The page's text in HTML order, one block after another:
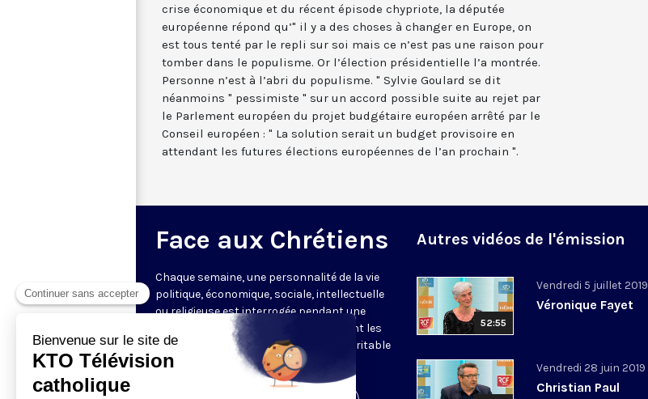
crise économique et du récent épisode chypriote, la députée
européenne répond qu’" il y a des choses à changer en Europe, on
est tous tenté par le repli sur soi mais ce n’est pas une raison pour
tomber dans le populisme. Or l’élection présidentielle l’a montrée.
Personne n’est à l’abri du populisme. " Sylvie Goulard se dit
néanmoins " pessimiste " sur un accord possible suite au rejet par
le Parlement européen du projet budgétaire européen arrêté par le
Conseil européen : " La solution serait un budget provisoire en
attendant les futures élections européennes de l’an prochain ".
Face aux Chrétiens
Chaque semaine, une personnalité de la vie
politique, économique, sociale, intellectuelle
ou religieuse est interrogée pendant une
heure par les journalistes représentant les
rédactions partenaires, offrant une véritable
mise en perspective de l’actualité.
Autres vidéos de l'émission
52:55
Vendredi 5 juillet 2019
Véronique Fayet
Vendredi 28 juin 2019
Christian Paul